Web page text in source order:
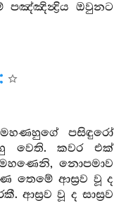
ඔවුනට
පසිඳුරෝ
වෙති. කවර එක්
නොපමාව
තෙමේ ආස්‍රව වූ ද
ආස්‍රව වූ ද සාස්‍රව